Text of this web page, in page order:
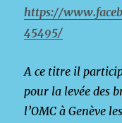
https://
45495/
A ce titre il
pour la levée des
l’OMC à Genève